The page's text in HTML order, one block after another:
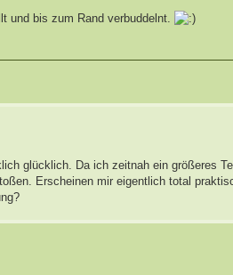
und bis zum Rand verbuddelnt.
glücklich. Da ich zeitnah ein größeres
Erscheinen mir eigentlich total